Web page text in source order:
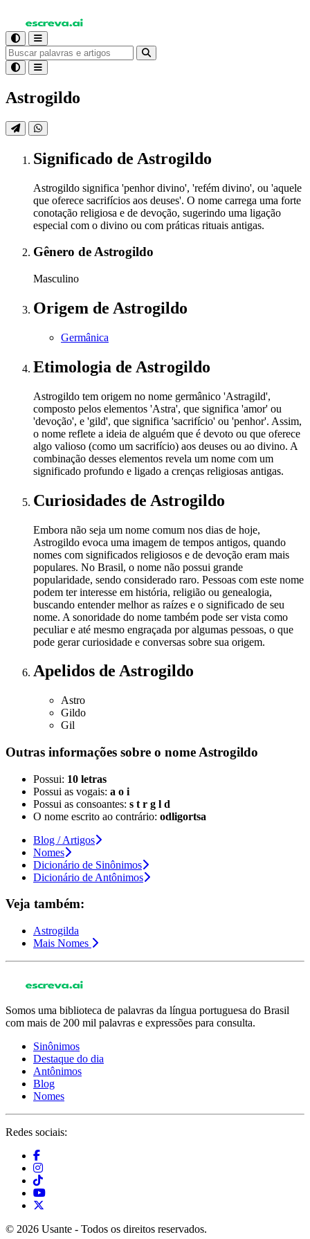
Astrogildo
Significado de Astrogildo
Astrogildo significa 'penhor divino', 'refém divino', ou 'aquele
que oferece sacrifícios aos deuses'. O nome carrega uma forte
conotação religiosa e de devoção, sugerindo uma ligação
especial com o divino ou com práticas rituais antigas.
Gênero de Astrogildo
Masculino
Origem de Astrogildo
Germânica
Etimologia de Astrogildo
Astrogildo tem origem no nome germânico 'Astragild',
composto pelos elementos 'Astra', que significa 'amor' ou
'devoção', e 'gild', que significa 'sacrifício' ou 'penhor'. Assim,
o nome reflete a ideia de alguém que é devoto ou que oferece
algo valioso (como um sacrifício) aos deuses ou ao divino. A
combinação desses elementos revela um nome com um
significado profundo e ligado a crenças religiosas antigas.
Curiosidades de Astrogildo
Embora não seja um nome comum nos dias de hoje,
Astrogildo evoca uma imagem de tempos antigos, quando
nomes com significados religiosos e de devoção eram mais
populares. No Brasil, o nome não possui grande
popularidade, sendo considerado raro. Pessoas com este nome
podem ter interesse em história, religião ou genealogia,
buscando entender melhor as raízes e o significado de seu
nome. A sonoridade do nome também pode ser vista como
peculiar e até mesmo engraçada por algumas pessoas, o que
pode gerar curiosidade e conversas sobre sua origem.
Apelidos de Astrogildo
Astro
Gildo
Gil
Outras informações sobre o nome Astrogildo
Possui: 10 letras
Possui as vogais: a o i
Possui as consoantes: s t r g l d
O nome escrito ao contrário: odligortsa
Blog / Artigos
Nomes
Dicionário de Sinônimos
Dicionário de Antônimos
Veja também:
Astrogilda
Mais Nomes
Somos uma biblioteca de palavras da língua portuguesa do Brasil
com mais de 200 mil palavras e expressões para consulta.
Sinônimos
Destaque do dia
Antônimos
Blog
Nomes
Redes sociais:
© 2026 Usante - Todos os direitos reservados.